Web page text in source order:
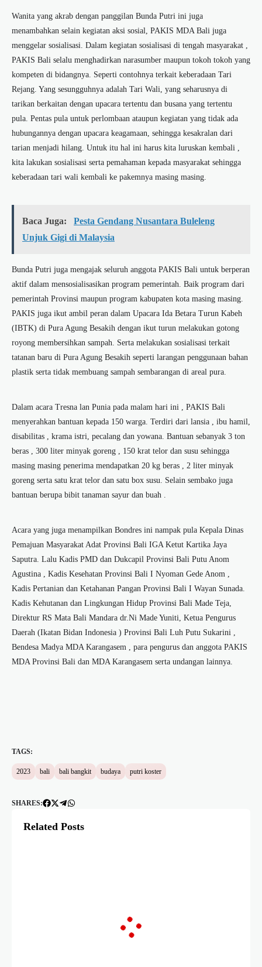
Wanita yang akrab dengan panggilan Bunda Putri ini juga
menambahkan selain kegiatan aksi sosial, PAKIS MDA Bali juga
menggelar sosialisasi. Dalam kegiatan sosialisasi di tengah masyarakat ,
PAKIS Bali selalu menghadirkan narasumber maupun tokoh tokoh yang
kompeten di bidangnya. Seperti contohnya terkait keberadaan Tari
Rejang. Yang sesungguhnya adalah Tari Wali, yang seharusnya di
tarikan berkaitan dengan upacara tertentu dan busana yang tertentu
pula. Pentas pula untuk perlombaan ataupun kegiatan yang tidak ada
hubungannya dengan upacara keagamaan, sehingga kesakralan dari
tarian menjadi hilang. Untuk itu hal ini harus kita luruskan kembali ,
kita lakukan sosialisasi serta pemahaman kepada masyarakat sehingga
keberadaan tari wali kembali ke pakemnya masing masing.
Baca Juga:
Pesta Gendang Nusantara Buleleng
Unjuk Gigi di Malaysia
Bunda Putri juga mengajak seluruh anggota PAKIS Bali untuk berperan
aktif dalam mensosialisasikan program pemerintah. Baik program dari
pemerintah Provinsi maupun program kabupaten kota masing masing.
PAKIS juga ikut ambil peran dalam Upacara Ida Betara Turun Kabeh
(IBTK) di Pura Agung Besakih dengan ikut turun melakukan gotong
royong membersihkan sampah. Serta melakukan sosialisasi terkait
tatanan baru di Pura Agung Besakih seperti larangan penggunaan bahan
plastik serta tidak membuang sampah sembarangan di areal pura.
Dalam acara Tresna lan Punia pada malam hari ini , PAKIS Bali
menyerahkan bantuan kepada 150 warga. Terdiri dari lansia , ibu hamil,
disabilitas , krama istri, pecalang dan yowana. Bantuan sebanyak 3 ton
beras , 300 liter minyak goreng , 150 krat telor dan susu sehingga
masing masing penerima mendapatkan 20 kg beras , 2 liter minyak
goreng serta satu krat telor dan satu box susu. Selain sembako juga
bantuan berupa bibit tanaman sayur dan buah .
Acara yang juga menampilkan Bondres ini nampak pula Kepala Dinas
Pemajuan Masyarakat Adat Provinsi Bali IGA Ketut Kartika Jaya
Saputra. Lalu Kadis PMD dan Dukcapil Provinsi Bali Putu Anom
Agustina , Kadis Kesehatan Provinsi Bali I Nyoman Gede Anom ,
Kadis Pertanian dan Ketahanan Pangan Provinsi Bali I Wayan Sunada.
Kadis Kehutanan dan Lingkungan Hidup Provinsi Bali Made Teja,
Direktur RS Mata Bali Mandara dr.Ni Made Yuniti, Ketua Pengurus
Daerah (Ikatan Bidan Indonesia ) Provinsi Bali Luh Putu Sukarini ,
Bendesa Madya MDA Karangasem , para pengurus dan anggota PAKIS
MDA Provinsi Bali dan MDA Karangasem serta undangan lainnya.
TAGS:
2023 bali bali bangkit budaya putri koster
SHARES:
Related Posts